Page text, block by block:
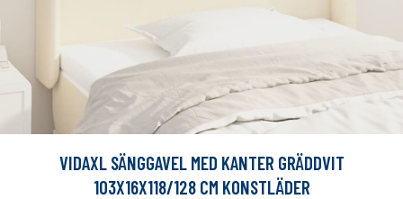
VIDAXL SÄNGGAVEL MED KANTER GRÄDDVIT
103X16X118/128 CM KONSTLÄDER